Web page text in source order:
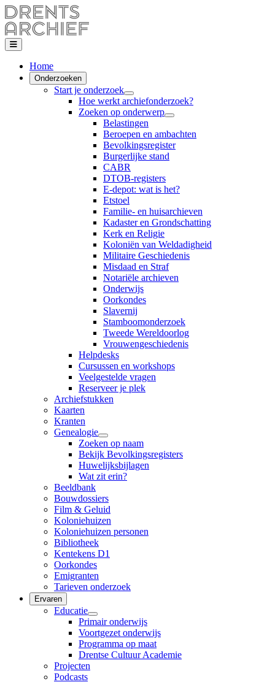
Home
Onderzoeken
Start je onderzoek
Hoe werkt archiefonderzoek?
Zoeken op onderwerp
Belastingen
Beroepen en ambachten
Bevolkingsregister
Burgerlijke stand
CABR
DTOB-registers
E-depot: wat is het?
Etstoel
Familie- en huisarchieven
Kadaster en Grondschatting
Kerk en Religie
Koloniën van Weldadigheid
Militaire Geschiedenis
Misdaad en Straf
Notariële archieven
Onderwijs
Oorkondes
Slavernij
Stamboomonderzoek
Tweede Wereldoorlog
Vrouwengeschiedenis
Helpdesks
Cursussen en workshops
Veelgestelde vragen
Reserveer je plek
Archiefstukken
Kaarten
Kranten
Genealogie
Zoeken op naam
Bekijk Bevolkingsregisters
Huwelijksbijlagen
Wat zit erin?
Beeldbank
Bouwdossiers
Film & Geluid
Koloniehuizen
Koloniehuizen personen
Bibliotheek
Kentekens D1
Oorkondes
Emigranten
Tarieven onderzoek
Ervaren
Educatie
Primair onderwijs
Voortgezet onderwijs
Programma op maat
Drentse Cultuur Academie
Projecten
Podcasts